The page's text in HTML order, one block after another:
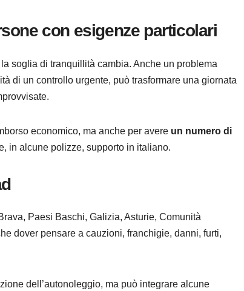
con esigenze particolari
soglia di tranquillità cambia. Anche un problema
di un controllo urgente, può trasformare una giornata
economico, ma anche per avere un numero di
in alcune polizze, supporto in italiano.
Paesi Baschi, Galizia, Asturie, Comunità
dover pensare a cauzioni, franchigie, danni, furti,
dell’autonoleggio, ma può integrare alcune